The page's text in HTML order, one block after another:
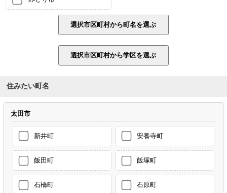
住みたい町名
太田市
新井町 安養寺町
飯田町 飯塚町
石橋町 石原町